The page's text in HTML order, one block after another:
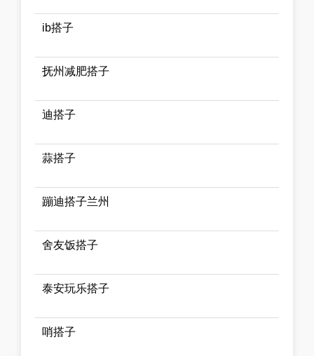
ib搭子
抚州减肥搭子
迪搭子
蒜搭子
蹦迪搭子兰州
舍友饭搭子
泰安玩乐搭子
哨搭子